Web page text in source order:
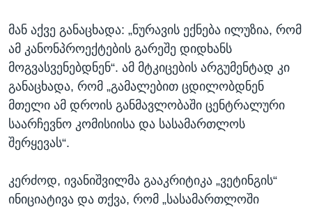
მან აქვე განაცხადა: „ნურავის ექნება ილუზია, რომ
ამ კანონპროექტების გარეშე დიდხანს
მოგვასვენებდნენ“. ამ მტკიცების არგუმენტად კი
განაცხადა, რომ „გამალებით ცდილობდნენ
მთელი ამ დროის განმავლობაში ცენტრალური
საარჩევნო კომისიისა და სასამართლოს
შერყევას“.
კერძოდ, ივანიშვილმა გააკრიტიკა „ვეტინგის“
ინიციატივა და თქვა, რომ „სასამართლოში